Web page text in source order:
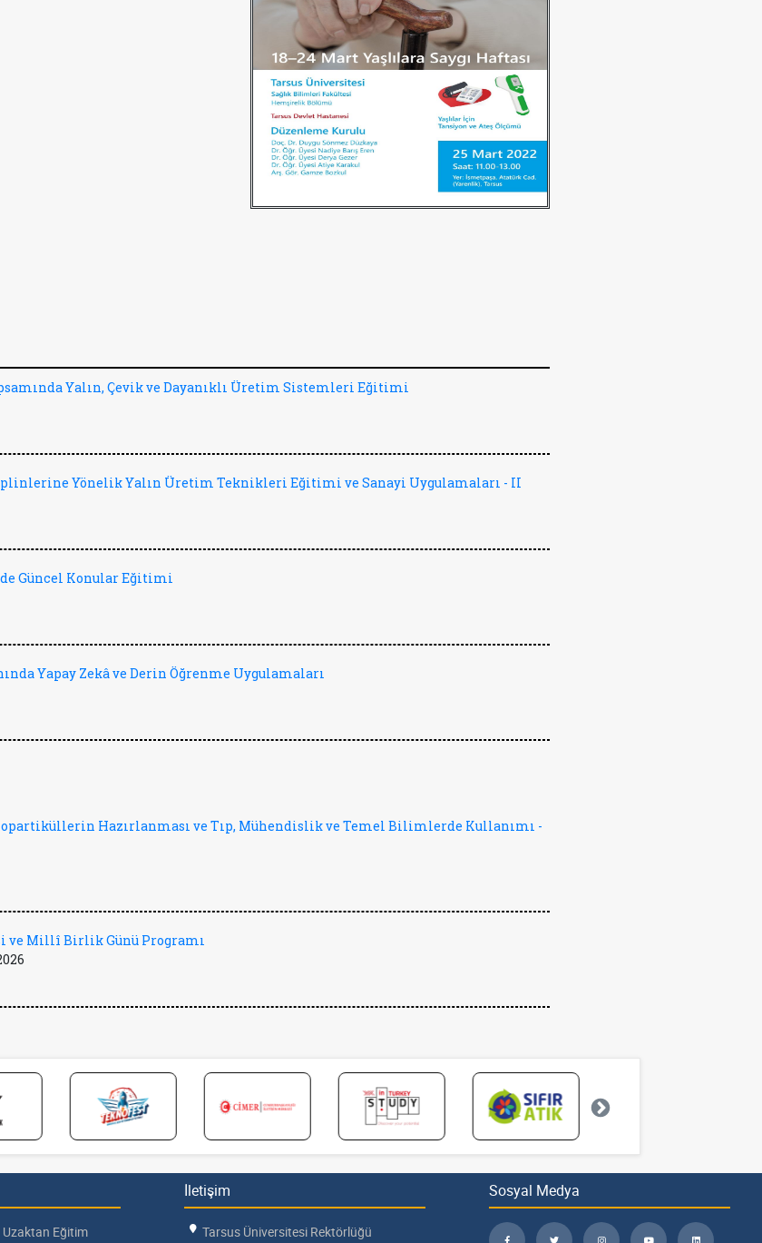
Yalın, Çevik ve Dayanıklı Üretim Sistemleri Eğitimi
Yönelik Yalın Üretim Teknikleri Eğitimi ve Sanayi Uygulamaları - II
Güncel Konular Eğitimi
Yapay Zekâ ve Derin Öğrenme Uygulamaları
Hazırlanması ve Tıp, Mühendislik ve Temel Bilimlerde Kullanımı -
ve Millî Birlik Günü Programı
Uzaktan Eğitim
İletişim
Tarsus Üniversitesi Rektörlüğü
Sosyal Medya